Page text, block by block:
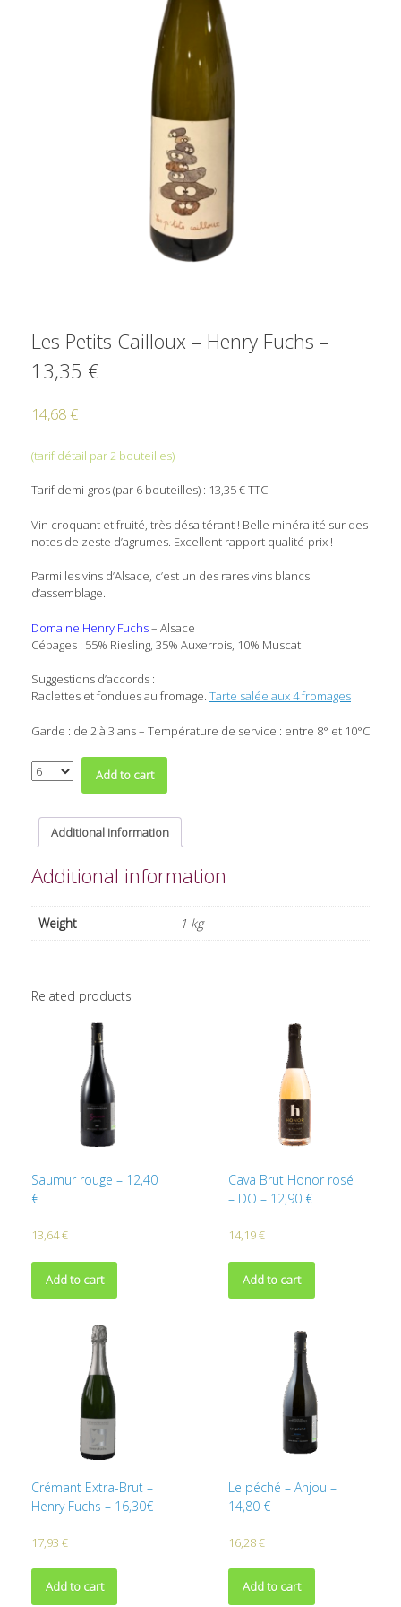
Les Petits Cailloux – Henry Fuchs –
13,35 €
14,68€
(tarif détail par 2 bouteilles)
Tarif demi-gros (par 6 bouteilles) : 13,35 € TTC
Vin croquant et fruité, très désaltérant ! Belle minéralité sur des
notes de zeste d’agrumes. Excellent rapport qualité-prix !
Parmi les vins d’Alsace, c’est un des rares vins blancs
d’assemblage.
Domaine Henry Fuchs– Alsace
Cépages : 55% Riesling, 35% Auxerrois, 10% Muscat
Suggestions d’accords :
Raclettes et fondues au fromage. Tarte salée aux 4 fromages
Garde : de 2 à 3 ans – Température de service : entre 8° et 10°C
Quantity
Add to cart
Additional information
Additional information
Weight 1 kg
Related products
Saumur rouge – 12,40
€
13,64€
Add to cart
Cava Brut Honor rosé
– DO – 12,90 €
14,19€
Add to cart
Crémant Extra-Brut –
Henry Fuchs – 16,30€
17,93 €
Add to cart
Le péché – Anjou –
14,80 €
16,28€
Add to cart